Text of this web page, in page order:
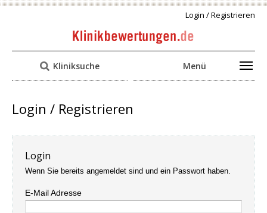
Login / Registrieren
Kliniksuche Menü
Login / Registrieren
Login
Wenn Sie bereits angemeldet sind und ein Passwort haben.
E-Mail Adresse